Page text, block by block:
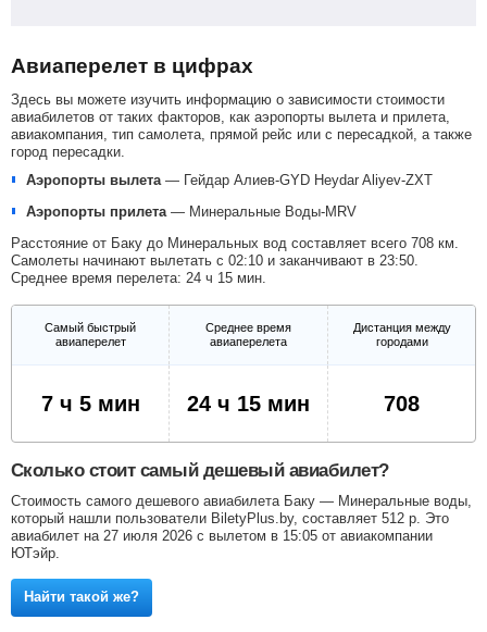
Авиаперелет в цифрах
Здесь вы можете изучить информацию о зависимости стоимости
авиабилетов от таких факторов, как аэропорты вылета и прилета,
авиакомпания, тип самолета, прямой рейс или с пересадкой, а также
город пересадки.
Аэропорты вылета — Гейдар Алиев-GYD Heydar Aliyev-ZXT
Аэропорты прилета — Минеральные Воды-MRV
Расстояние от Баку до Минеральных вод составляет всего 708 км.
Самолеты начинают вылетать с 02:10 и заканчивают в 23:50.
Среднее время перелета: 24 ч 15 мин.
Самый быстрый
авиаперелет
Среднее время
авиаперелета
Дистанция между
городами
7 ч 5 мин 24 ч 15 мин 708
Сколько стоит самый дешевый авиабилет?
Стоимость самого дешевого авиабилета Баку — Минеральные воды,
который нашли пользователи BiletyPlus.by, составляет 512 р . Это
авиабилет на 27 июля 2026 с вылетом в 15:05 от авиакомпании
ЮТэйр.
Найти такой же?